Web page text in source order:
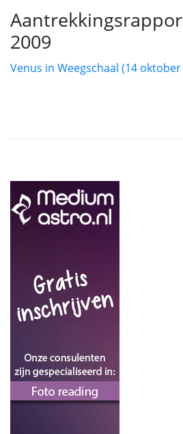
2009
Venus in Weegschaal (14